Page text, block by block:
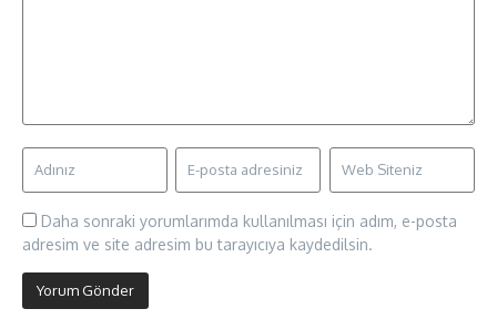
Daha sonraki yorumlarımda kullanılması için adım, e-posta
adresim ve site adresim bu tarayıcıya kaydedilsin.